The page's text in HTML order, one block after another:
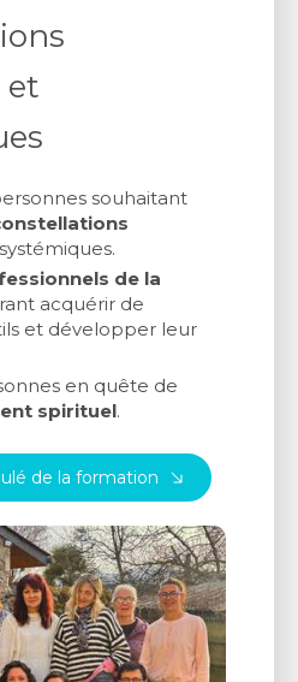
et
souhaitant
de la
acquérir de
et développer leur
en quête de
spirituel.
de la formation